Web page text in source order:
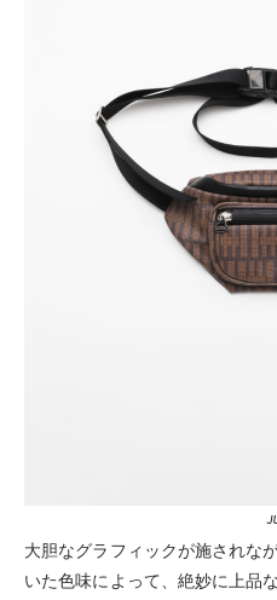
大胆なグラフィックが施されな
いた色味によって、絶妙に上品